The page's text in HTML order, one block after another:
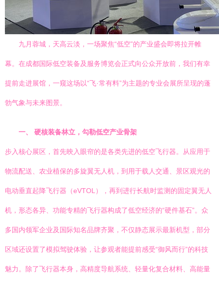
九月蓉城，天高云淡，一场聚焦“低空”的产业盛会即将拉开帷
幕。在成都国际低空装备及服务博览会正式向公众开放前，我们有幸
提前走进展馆，一窥这场以“飞·常有料”为主题的专业会展所呈现的蓬
勃气象与未来图景。
一、 硬核装备林立，勾勒低空产业骨架
步入核心展区，首先映入眼帘的是各类先进的低空飞行器。从应用于
物流配送、农业植保的多旋翼无人机，到用于载人交通、景区观光的
电动垂直起降飞行器（eVTOL），再到进行长航时监测的固定翼无人
机，形态各异、功能专精的飞行器构成了低空经济的“硬件基石”。众
多国内领军企业及国际知名品牌齐聚，不仅静态展示最新机型，部分
区域还设置了模拟驾驶体验，让参观者能提前感受“御风而行”的科技
魅力。除了飞行器本身，高精度导航系统、轻量化复合材料、高能量